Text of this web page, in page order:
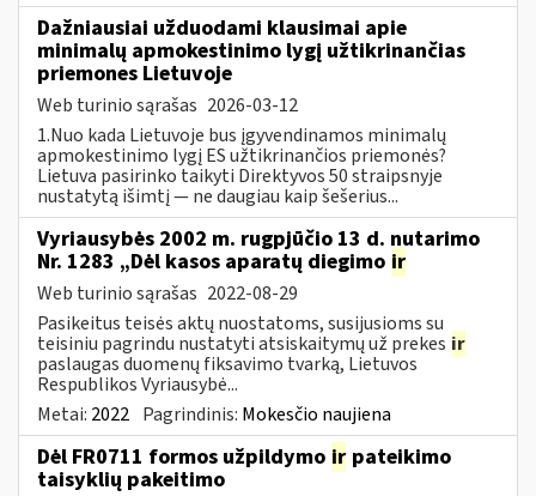
Dažniausiai užduodami klausimai apie
minimalų apmokestinimo lygį užtikrinančias
priemones Lietuvoje
Web turinio sąrašas 2026-03-12
1.Nuo kada Lietuvoje bus įgyvendinamos minimalų
apmokestinimo lygį ES užtikrinančios priemonės?
Lietuva pasirinko taikyti Direktyvos 50 straipsnyje
nustatytą išimtį — ne daugiau kaip šešerius...
Vyriausybės 2002 m. rugpjūčio 13 d. nutarimo
Nr. 1283 „Dėl kasos aparatų diegimo ir
Web turinio sąrašas 2022-08-29
Pasikeitus teisės aktų nuostatoms, susijusioms su
teisiniu pagrindu nustatyti atsiskaitymų už prekes ir
paslaugas duomenų fiksavimo tvarką, Lietuvos
Respublikos Vyriausybė...
Metai: 2022 Pagrindinis: Mokesčio naujiena
Dėl FR0711 formos užpildymo ir pateikimo
taisyklių pakeitimo